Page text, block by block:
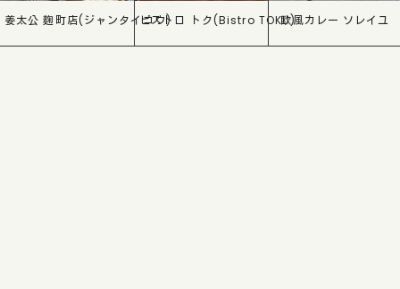
姜太公 麹町店(ジャンタイコウ)ビストロ トク(Bistro TOKU)欧風カレー ソレイユ